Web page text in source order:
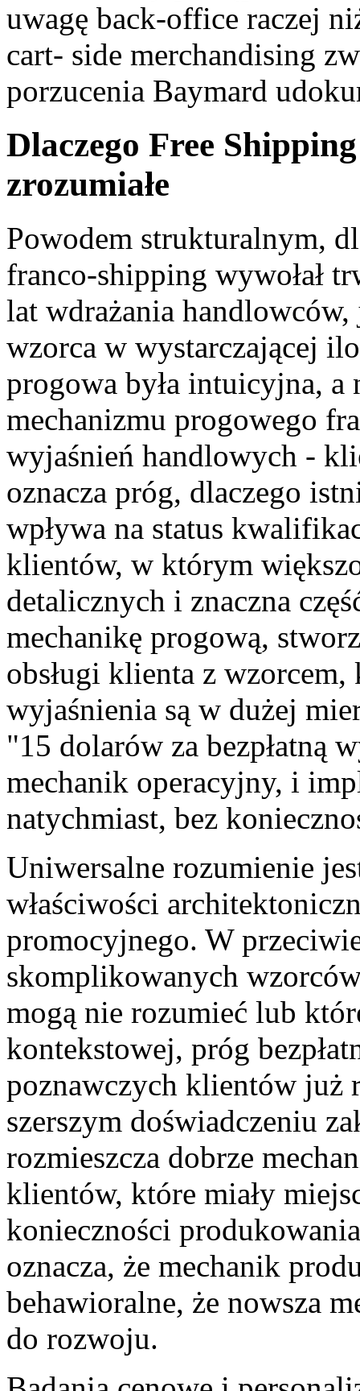
uwagę back-office raczej
cart- side merchandising
porzucenia Baymard
Dlaczego Free
zrozumiałe
Powodem strukturalnym,
franco-shipping wywołał
lat wdrażania
wzorca w wystarczającej
progowa była intuicyjna, a
mechanizmu progowego
wyjaśnień handlowych -
oznacza próg, dlaczego
wpływa na status
klientów, w którym
detalicznych i znaczna
mechanikę progową,
obsługi klienta z
wyjaśnienia są w dużej
"15 dolarów za bezpłatną
mechanik operacyjny, i
natychmiast, bez
Uniwersalne rozumienie
właściwości
promocyjnego. W
skomplikowanych
mogą nie rozumieć lub
kontekstowej, próg
poznawczych klientów już
szerszym doświadczeniu
rozmieszcza dobrze
klientów, które miały
konieczności
oznacza, że mechanik
behawioralne, że nowsza
do rozwoju.